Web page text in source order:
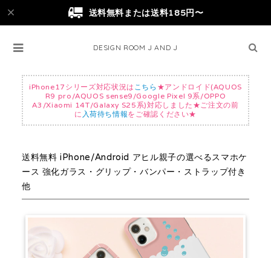
送料無料または送料185円〜
DESIGN ROOM J AND J
iPhone17シリーズ対応状況は こちら ★アンドロイド(AQUOS
R9 pro/AQUOS sense9/Google Pixel 9系/OPPO
A3/Xiaomi 14T/Galaxy S25系)対応しました★ご注文の前
に 入荷待ち情報をご確認ください★
送料無料 iPhone/Android アヒル親子の選べるスマホケ
ース 強化ガラス・グリップ・バンパー・ストラップ付き
他